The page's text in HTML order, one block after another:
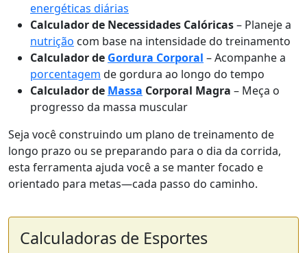
energéticas diárias
Calculador de Necessidades Calóricas– Planeje a
nutrição com base na intensidade do treinamento
Calculador de Gordura Corporal – Acompanhe a
porcentagem de gordura ao longo do tempo
Calculador de Massa Corporal Magra – Meça o
progresso da massa muscular
Seja você construindo um plano de treinamento de
longo prazo ou se preparando para o dia da corrida,
esta ferramenta ajuda você a se manter focado e
orientado para metas—cada passo do caminho.
Calculadoras de Esportes